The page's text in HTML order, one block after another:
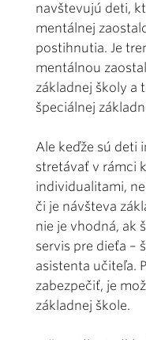
navštevujú deti,
mentálnej
postihnutia. Je
mentálnou
základnej školy a
špeciálnej
Ale keďže sú deti
stretávať v rámci
individualitami,
či je návšteva
nie je vhodná, ak
servis pre dieťa –
asistenta učiteľa.
zabezpečiť, je
základnej škole.